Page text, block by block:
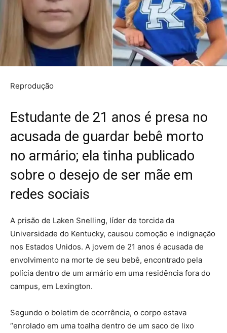
Reprodução
Estudante de 21 anos é presa no
acusada de guardar bebê morto
no armário; ela tinha publicado
sobre o desejo de ser mãe em
redes sociais
A prisão de Laken Snelling, líder de torcida da
Universidade do Kentucky, causou comoção e indignação
nos Estados Unidos. A jovem de 21 anos é acusada de
envolvimento na morte de seu bebê, encontrado pela
polícia dentro de um armário em uma residência fora do
campus, em Lexington.
Segundo o boletim de ocorrência, o corpo estava
“enrolado em uma toalha dentro de um saco de lixo